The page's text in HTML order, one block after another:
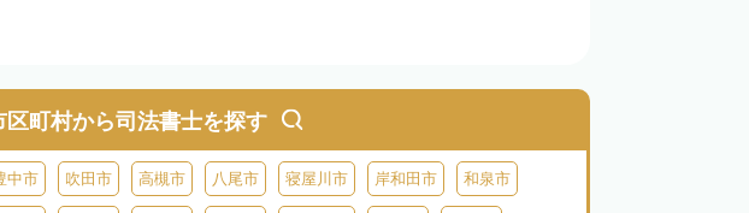
区町村から司法書士を探す
中市 吹田市 高槻市 八尾市 寝屋川市 岸和田市 和泉市